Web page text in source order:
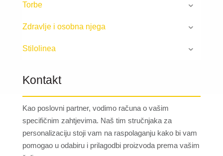
Torbe
Zdravlje i osobna njega
Stilolinea
Kontakt
Kao poslovni partner, vodimo računa o vašim
specifičnim zahtjevima. Naš tim stručnjaka za
personalizaciju stoji vam na raspolaganju kako bi vam
pomogao u odabiru i prilagodbi proizvoda prema vašim